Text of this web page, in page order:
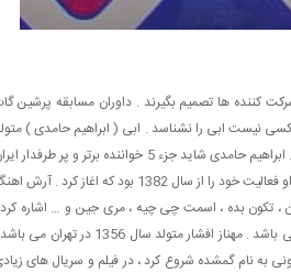
کننده ها تصمیم بگیرند . داوران مسابقه پرشین
کسی نیست ابی را نشناسد . ابی ( ابراهیم حامدی )
1328 در تهران می باشد . ابی فعالیت های خود در عرصه خوانندگی از همان سال 1347 بود شروع کرد . ابراهیم حامدی شاید جزء 5 خواننده برتر و پر
می باشد . داور بعدی خواننده پاپ معروف ارش می باشد . ارش لباف متولد 1365 در تهران می باشد . او فعالیت خود را از سال 1382 بود که اغاز
، تکون بده ، اسمت چی چیه ، مری جین و … اشاره
ارش با خوانندگان بزرگ و سر شناس دنیا کار های مشترکی به بیرون داده است . داور بعد مهناز افشار می باشد . مهناز افشار متولد سال 1356
خود را در مجموعه تلویزیونی به نام گمشده شروع کرد ، در فیلم و سریال های